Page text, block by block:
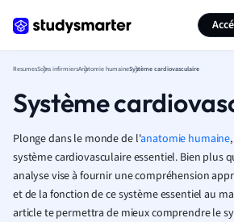
ResumesSoins infirmiersAnatomie humaineSystème cardiovasculaire
Système
Plonge dans le monde de l'anatomie humaine
système cardiovasculaire essentiel. Bien plus
analyse vise à fournir une compréhension
et de la fonction de ce système essentiel au
article te permettra de mieux comprendre le